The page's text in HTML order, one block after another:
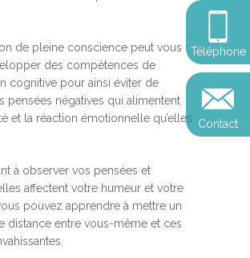
de pleine conscience peut vous
des compétences de
cognitive pour ainsi éviter de
pensées négatives qui alimentent
et la réaction émotionnelle qu’elles
à observer vos pensées et
affectent votre humeur et votre
pouvez apprendre à mettre un
distance entre vous-même et ces
Téléphone
Contact
Devenir praticien en
de pleine conscience
Révelez votre
Conférences
personnel
Révelez votre
votre impact
Reconversion et
professionnelle
Explorer
et découvrir
Blog
Témoignages
Podcast
Podcast